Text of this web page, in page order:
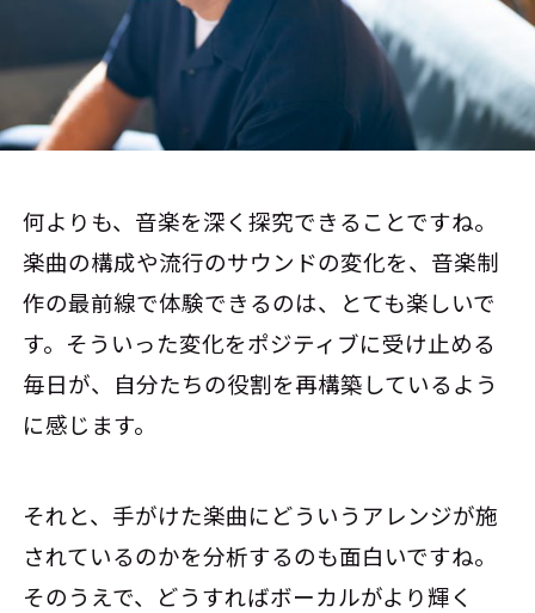
何よりも、音楽を深く探究できることですね。
楽曲の構成や流行のサウンドの変化を、音楽制
作の最前線で体験できるのは、とても楽しいで
す。そういった変化をポジティブに受け止める
毎日が、自分たちの役割を再構築しているよう
に感じます。
それと、手がけた楽曲にどういうアレンジが施
されているのかを分析するのも面白いですね。
そのうえで、どうすればボーカルがより輝く